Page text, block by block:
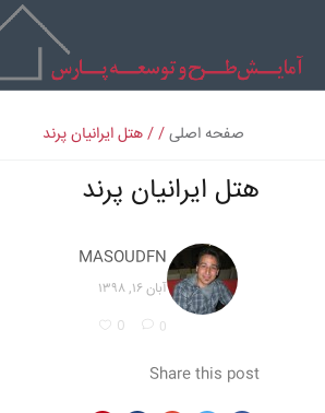
صفحه اصلی/ / هتل ایرانیان پرند
هتل ایرانیان پرند
MASOUDFN
آبان ۱۶, ۱۳۹۸
0 0
Share this post